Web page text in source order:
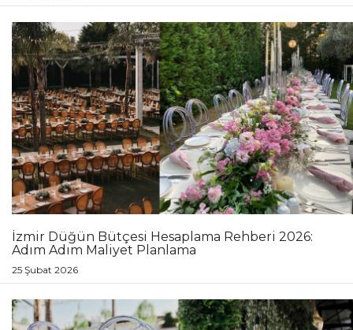
İzmir Düğün Bütçesi Hesaplama Rehberi 2026:
Adım Adım Maliyet Planlama
25 Şubat 2026